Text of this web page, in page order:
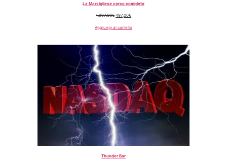
La Marsigliese corso completo
1.997,00€ 497,00€
Aggiungi al carrello
Thunder Bar